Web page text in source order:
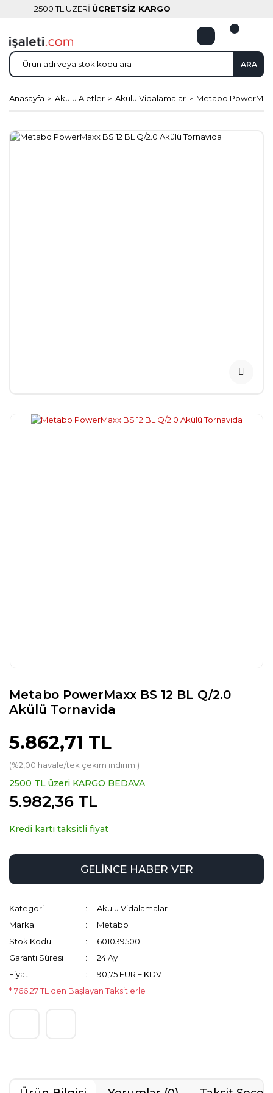
2500 TL ÜZERİ ÜCRETSİZ KARGO
ARA
Anasayfa Akülü Aletler Akülü Vidalamalar Metabo
Metabo PowerMaxx BS 12 BL Q/2.0
Akülü Tornavida
5.862,71 TL
(%2,00 havale/tek çekim indirimi)
2500 TL üzeri KARGO BEDAVA
5.982,36 TL
Kredi kartı taksitli fiyat
GELİNCE HABER VER
Kategori
Akülü Vidalamalar
Marka
Metabo
Stok Kodu
601039500
Garanti Süresi
24 Ay
Fiyat
90,75 EUR + KDV
* 766,27 TL den Başlayan Taksitlerle